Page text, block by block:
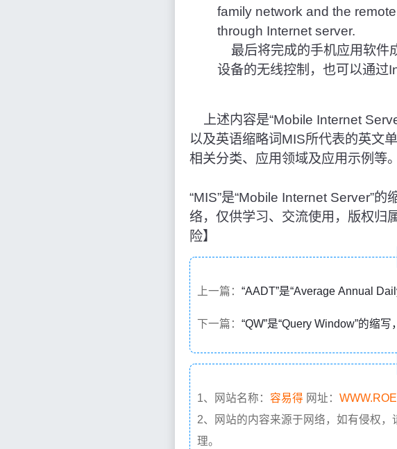
family network and the
through Internet server.
最后将完成的手机应用软件
设备的无线控制，也可以通过
上述内容是“Mobile Internet
以及英语缩略词MIS所代表的英文
相关分类、应用领域及应用示例等。
“MIS”是“Mobile Internet Server”
络，仅供学习、交流使用，版权归
险】
上一篇： “AADT”是“Average Annual
下一篇： “QW”是“Query Window”的缩写
1、网站名称： 容易得 网址：
2、网站的内容来源于网络，如有侵权，
理。